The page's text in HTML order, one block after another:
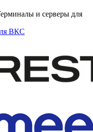
и серверы для
ВКС